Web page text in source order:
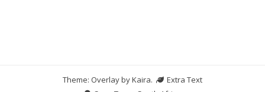
Theme: Overlay byKaira.
Extra Text